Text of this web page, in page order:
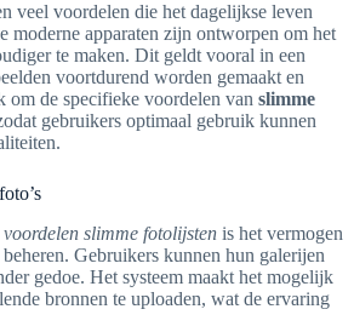
veel voordelen die het dagelijkse leven
moderne apparaten zijn ontworpen om het
te maken. Dit geldt vooral in een
voortdurend worden gemaakt en
om de specifieke voordelen van slimme
gebruikers optimaal gebruik kunnen
voordelen slimme fotolijsten is het vermogen
Gebruikers kunnen hun galerijen
gedoe. Het systeem maakt het mogelijk
bronnen te uploaden, wat de ervaring